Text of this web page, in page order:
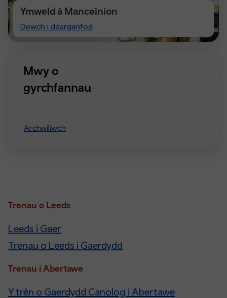
Ymweld â Manceinion
Dewch i ddarganfod
Visiting
Manchester
Mwy o
gyrchfannau
Archwiliwch
Trenau o Leeds
Leeds i Gaer
Trenau o Leeds i Gaerdydd
Trenau i Abertawe
Y trên o Gaerdydd Canolog i Abertawe